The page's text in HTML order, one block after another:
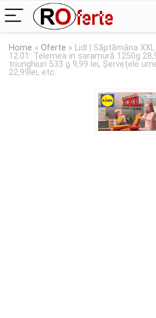
Home » Oferte » Lidl | Săptămâna
12.01: Telemea in saramură 1250g
triunghiuri 533 g 9,99 lei, Șervețele
22,99lei, etc.